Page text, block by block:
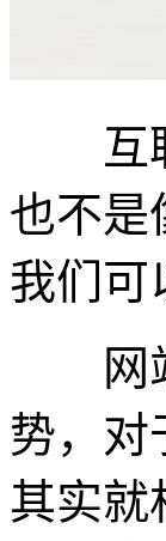
互联
也不是
我们可
网站
势，对
其实就